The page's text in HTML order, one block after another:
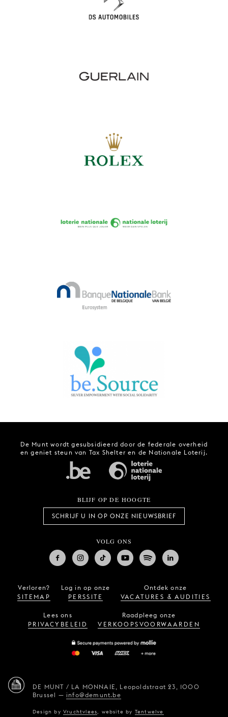
De Munt wordt gesubsidieerd door de federale overheid
en geniet steun van Tax Shelter en de Nationale Loterij.
BLIJF OP DE HOOGTE
SCHRIJF U IN OP ONZE NIEUWSBRIEF
VOLG ONS
Verloren?
SITEMAP
Log in op onze
PERSSITE
Ontdek onze
VACATURES & AUDITIES
Lees ons
PRIVACYBELEID
Raadpleeg onze
VERKOOPSVOORWAARDEN
DE MUNT / LA MONNAIE, Leopoldstraat 23, 1000
Brussel —info@demunt.be
Design byVruchtvlees website by Tentwelve